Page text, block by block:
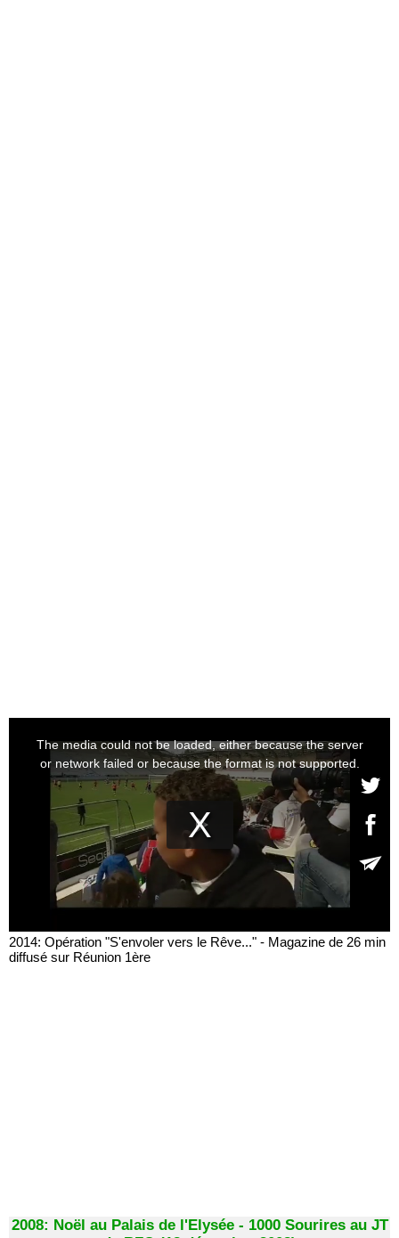
2014: Opération "S'envoler vers le Rêve..." - Magazine de 26 min
diffusé sur Réunion 1ère
2008: Noël au Palais de l'Elysée - 1000 Sourires au JT